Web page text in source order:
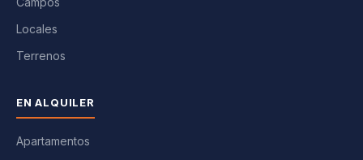
Locales
Terrenos
EN ALQUILER
Apartamentos